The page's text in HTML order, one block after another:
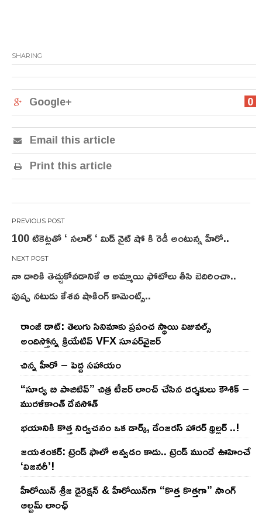
SHARING
0
Google+
Email this article
Print this article
Post
navigation
100 టికెట్లతో ‘ సలార్ ‘ మిడ్ నైట్ షో కి రెడీ అంటున్న హీరో..
నా దారికి తెచ్చుకోవడానికే ఆ అమ్మాయి ఫోటోలు తీసి బెదిరించా..
పుష్ప నటుడు కేశవ షాకింగ్ కామెంట్స్..
రాంజీ డాట్: తెలుగు సినిమాకు ప్రపంచ స్థాయి విజువల్స్
అందిస్తోన్న క్రియేటివ్ VFX సూపర్‌వైజర్
చిన్న హీరో – పెద్ద సహాయం
“సూర్య బి పాజిటివ్” చిత్ర టీజర్ లాంచ్ చేసిన‌ దర్శకులు కౌశిక్ –
మురళీకాంత్ దేవసోత్
భయానికి కొత్త నిర్వచనం ఒక డార్క్, డేంజరస్ హారర్ థ్రిల్లర్ ..!
జయశంకర్: ట్రెండ్‌ ఫాలో అవ్వడం కాదు.. ట్రెండ్‌ ముందే ఊహించే
‘విజనరీ’!
హీరోయిన్ శ్రీజ డైరెక్ష‌న్ & హీరోయిన్‌గా “కొత్త కొత్తగా” సాంగ్
ఆల్బమ్ లాంఛ్